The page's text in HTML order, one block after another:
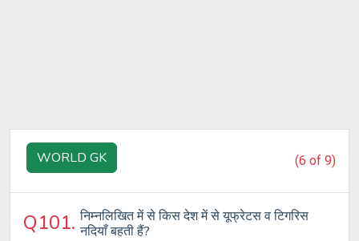
WORLD GK (6 of 9)
Q101.निम्नलिखित में से किस देश में से यूफ्रेटस व टिगरिस
नदियाँ बहती हैं?